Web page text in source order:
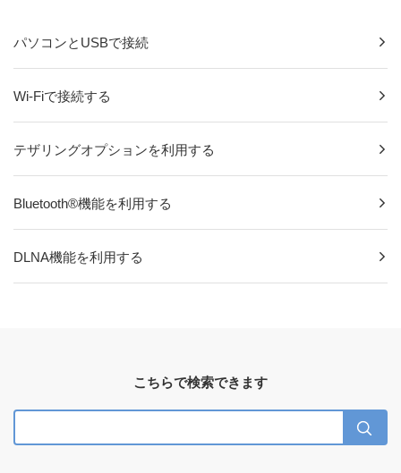
パソコンとUSBで接続
Wi-Fiで接続する
テザリングオプションを利用する
Bluetooth®機能を利用する
DLNA機能を利用する
こちらで検索できます